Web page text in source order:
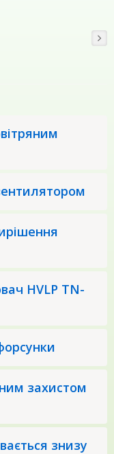
HVLP TN-
захистом
знизу